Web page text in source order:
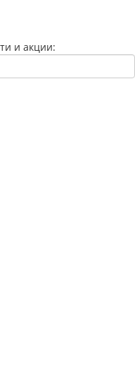
и акции: